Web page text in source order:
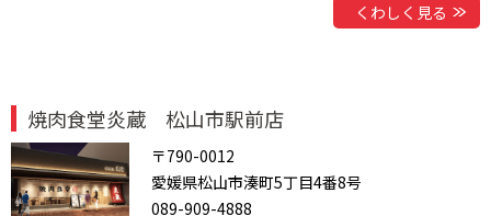
くわしく見る
焼肉食堂炎蔵 松山市駅前店
〒790-0012
愛媛県松山市湊町5丁目4番8号
089-909-4888